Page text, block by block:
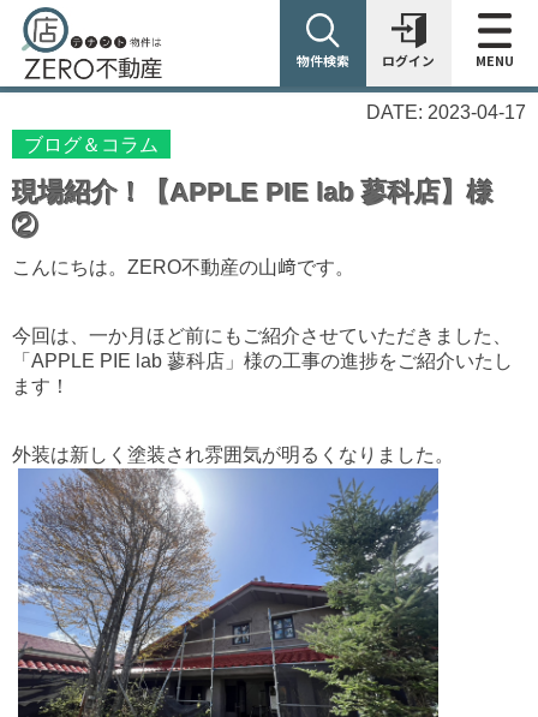
物件検索 ログイン MENU
DATE: 2023-04-17
ブログ＆コラム
現場紹介！【APPLE PIE lab 蓼科店】様
②
こんにちは。ZERO不動産の山﨑です。
今回は、一か月ほど前にもご紹介させていただきました、
「APPLE PIE lab 蓼科店」様の工事の進捗をご紹介いたし
ます！
外装は新しく塗装され雰囲気が明るくなりました。